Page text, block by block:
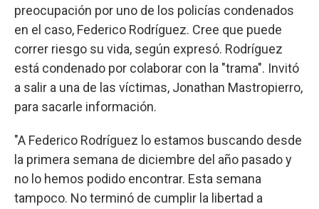
preocupación por uno de los policías condenados
en el caso, Federico Rodríguez. Cree que puede
correr riesgo su vida, según expresó. Rodríguez
está condenado por colaborar con la "trama". Invitó
a salir a una de las víctimas, Jonathan Mastropierro,
para sacarle información.
"A Federico Rodríguez lo estamos buscando desde
la primera semana de diciembre del año pasado y
no lo hemos podido encontrar. Esta semana
tampoco. No terminó de cumplir la libertad a